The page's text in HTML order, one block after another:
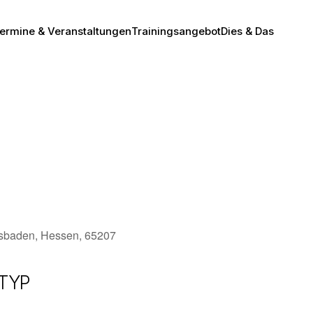
& VeranstaltungenTrainingsangebotDies & Das
Hessen, 65207